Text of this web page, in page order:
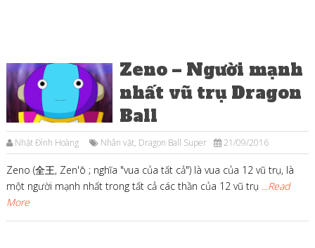
Zeno – Người mạnh
nhất vũ trụ Dragon
Ball
Nhật Đình Hoàng Nhân vật, Dragon Ball Super 21/09/2016
Zeno (全王, Zen'ō ; nghĩa "vua của tất cả") là vua của 12 vũ trụ, là
một người mạnh nhất trong tất cả các thần của 12 vũ trụ ...Read
More